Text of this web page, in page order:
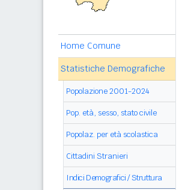
Home Comune
Statistiche Demografiche
Popolazione 2001-2024
Pop. età, sesso, stato civile
Popolaz. per età scolastica
Cittadini Stranieri
Indici Demografici / Struttura